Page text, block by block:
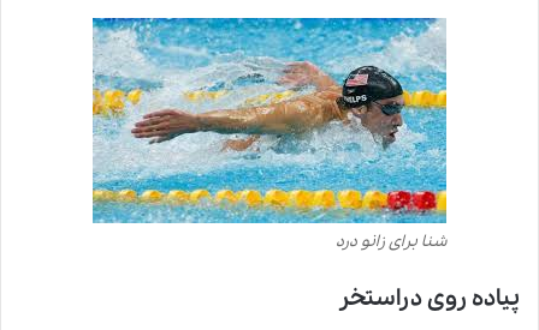
شنا برای زانو درد
پياده روى دراستخر